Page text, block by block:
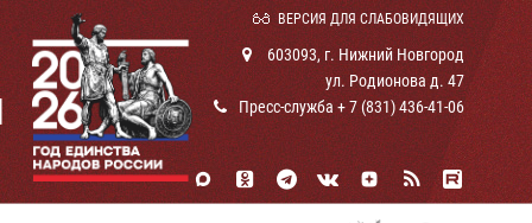
ВЕРСИЯ ДЛЯ СЛАБОВИДЯЩИХ
603093, г. Нижний Новгород
ул. Родионова д. 47
Пресс-служба + 7 (831) 436-41-06